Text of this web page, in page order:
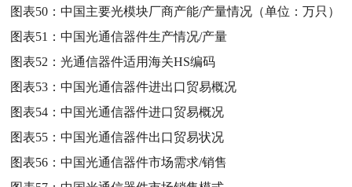
图表50：中国主要光模块厂商产能/产量情况（单位：万只）
图表51：中国光通信器件生产情况/产量
图表52：光通信器件适用海关HS编码
图表53：中国光通信器件进出口贸易概况
图表54：中国光通信器件进口贸易概况
图表55：中国光通信器件出口贸易状况
图表56：中国光通信器件市场需求/销售